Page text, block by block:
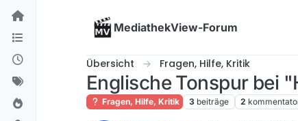
Skip to content
MediathekView-Forum
Übersicht Fragen, Hilfe, Kritik
Englische Tonspur bei
Fragen, Hilfe, Kritik 3 beiträge 2